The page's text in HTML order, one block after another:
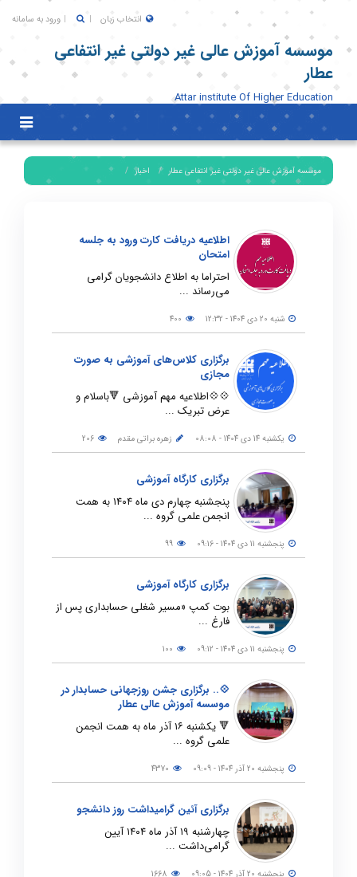
انتخاب زبان ورود به سامانه
موسسه آموزش عالی غیر دولتی غیر انتفاعی
عطار
Attar institute Of Higher Education
Toggle
موسسه آموزش عالی غیر دولتی غیر انتفاعی عطار اخبار
اطلاعیه دریافت کارت ورود به جلسه
امتحان
احتراما به اطلاع دانشجویان گرامی
می‌رساند ...
شنبه 20 دی 1404 - 12:32
برگزاری کلاس‌های آموزشی به صورت
مجازی
💠💠اطلاعیه مهم آموزشی 🔻باسلام و
عرض تبریک ...
يكشنبه 14 دی 1404 - 08:08 زهره براتی مقدم
برگزاری کارگاه آموزشی
پنجشنبه چهارم دی ماه ۱۴۰۴ به همت
انجمن علمی گروه ...
پنجشنبه 11 دی 1404 - 09:16
برگزاری کارگاه آموزشی
بوت کمپ «مسیر شغلی حسابداری پس از
فارغ ...
پنجشنبه 11 دی 1404 - 09:12
💠.. برگزاری جشن روزجهانی حسابدار در
موسسه آموزش عالی عطار
🔻 یکشنبه ۱۶ آذر ماه به همت انجمن
علمی گروه ...
پنجشنبه 20 آذر 1404 - 09:09
برگزاری آئین گرامیداشت روز دانشجو
چهارشنبه ۱۹ آذر ماه ۱۴۰۴ آیین
گرامی‌داشت ...
پنجشنبه 20 آذر 1404 - 09:05